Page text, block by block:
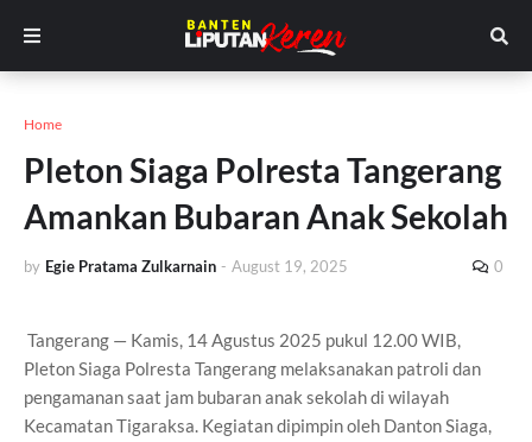
Home
Pleton Siaga Polresta Tangerang
Amankan Bubaran Anak Sekolah
by Egie Pratama Zulkarnain - August 19, 2025 0
Tangerang — Kamis, 14 Agustus 2025 pukul 12.00 WIB,
Pleton Siaga Polresta Tangerang melaksanakan patroli dan
pengamanan saat jam bubaran anak sekolah di wilayah
Kecamatan Tigaraksa. Kegiatan dipimpin oleh Danton Siaga,